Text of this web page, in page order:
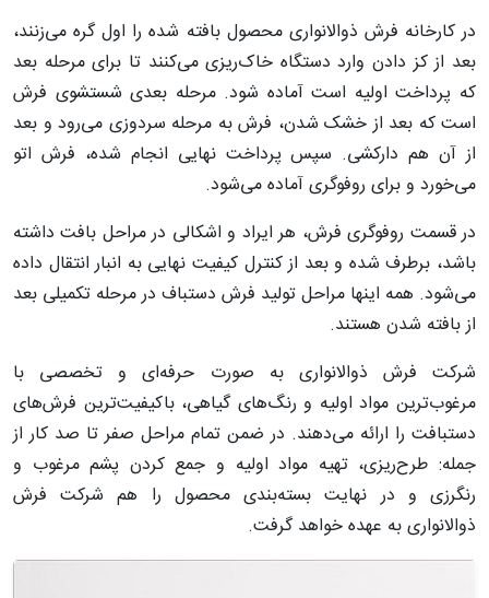
در کارخانه فرش ذوالانواری محصول بافته شده را اول گره می‌زنند،
بعد از کز دادن وارد دستگاه خاک‌ریزی می‌کنند تا برای مرحله بعد
که پرداخت اولیه است آماده شود. مرحله بعدی شستشوی فرش
است که بعد از خشک شدن، فرش به مرحله سردوزی می‌رود و بعد
از آن هم دارکشی. سپس پرداخت نهایی انجام شده، فرش اتو
می‌خورد و برای روفوگری آماده می‌شود.
در قسمت روفوگری فرش، هر ایراد و اشکالی در مراحل بافت داشته
باشد، برطرف شده و بعد از کنترل کیفیت نهایی به انبار انتقال داده
می‌شود. همه اینها مراحل تولید فرش دستباف در مرحله تکمیلی بعد
از بافته شدن هستند.
شرکت فرش ذوالانواری به صورت حرفه‌ای و تخصصی با
مرغوب‌ترین مواد اولیه و رنگ‌های گیاهی، باکیفیت‌ترین فرش‌های
دستبافت را ارائه می‌دهند. در ضمن تمام مراحل صفر تا صد کار از
جمله: طرح‌ریزی، تهیه مواد اولیه و جمع کردن پشم مرغوب و
رنگرزی و در نهایت بسته‌بندی محصول را هم شرکت فرش
ذوالانواری به عهده خواهد گرفت.